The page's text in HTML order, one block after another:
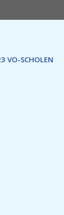
VO-SCHOLEN